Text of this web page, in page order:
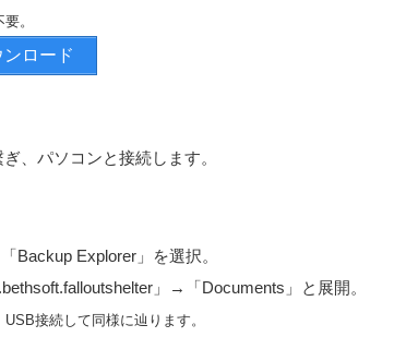
。
ロード
、パソコンと接続します。
Backup Explorer」を選択。
」→「Documents」と展開。
接続して同様に辿ります。